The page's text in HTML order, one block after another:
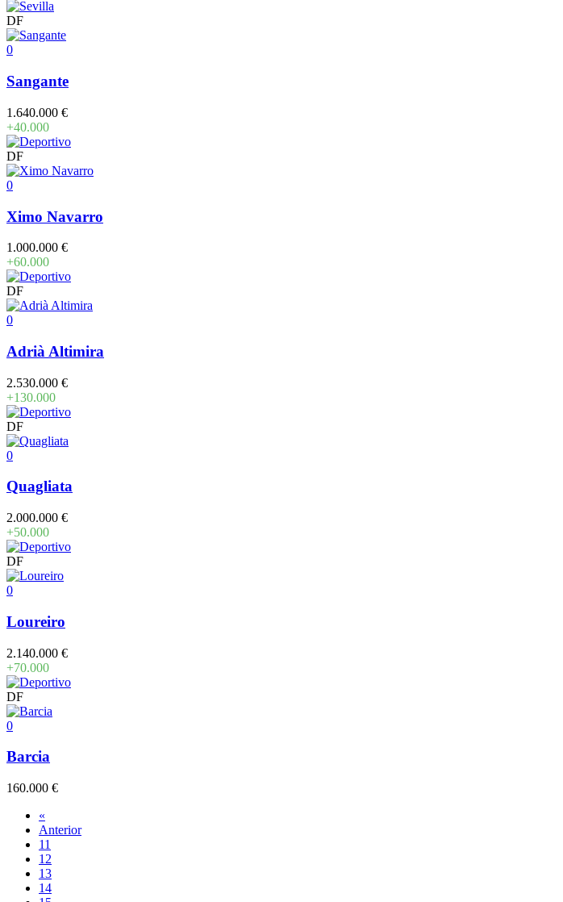
DF
0
Sangante
1.640.000 €
+40.000
DF
0
Ximo Navarro
1.000.000 €
+60.000
DF
0
Adrià Altimira
2.530.000 €
+130.000
DF
0
Quagliata
2.000.000 €
+50.000
DF
0
Loureiro
2.140.000 €
+70.000
DF
0
Barcia
160.000 €
«
Anterior
11
12
13
14